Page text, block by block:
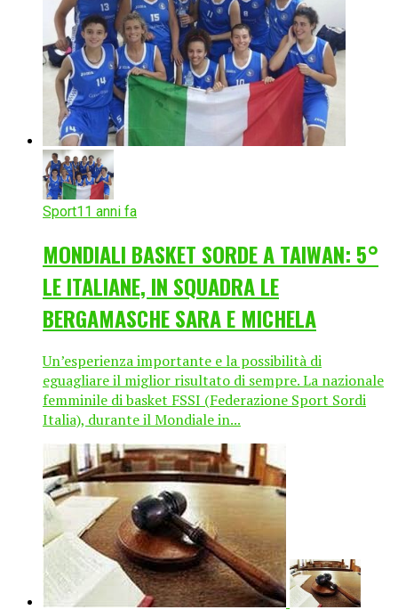
Sport11 anni fa
MONDIALI BASKET SORDE A TAIWAN: 5°
LE ITALIANE, IN SQUADRA LE
BERGAMASCHE SARA E MICHELA
Un’esperienza importante e la possibilità di
eguagliare il miglior risultato di sempre. La nazionale
femminile di basket FSSI (Federazione Sport Sordi
Italia), durante il Mondiale in...